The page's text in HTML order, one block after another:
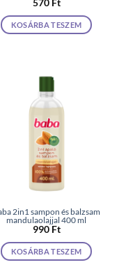
570 Ft
KOSÁRBA TESZEM
2in1 sampon és balzsam
mandulaolajjal 400 ml
990 Ft
KOSÁRBA TESZEM